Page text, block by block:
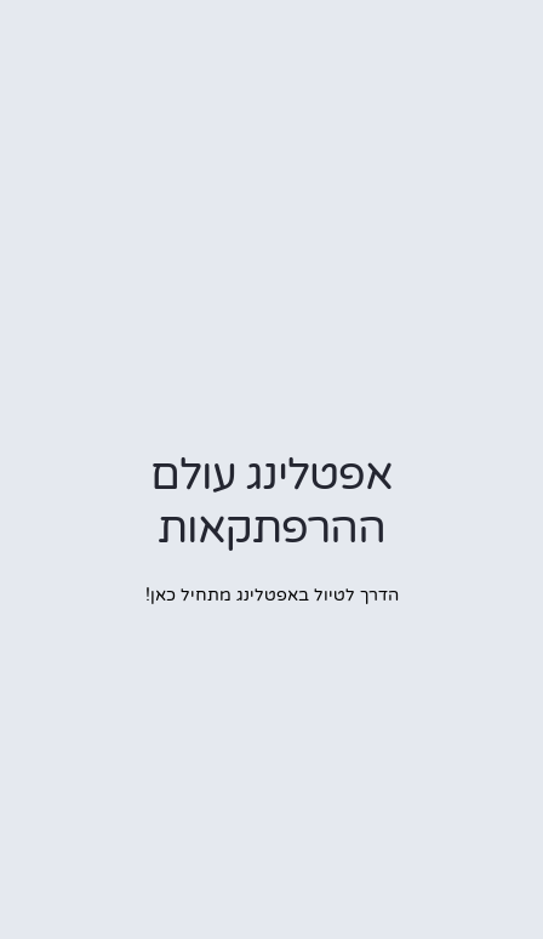
אפטלינג עולם
ההרפתקאות
הדרך לטיול באפטלינג מתחיל כאן!